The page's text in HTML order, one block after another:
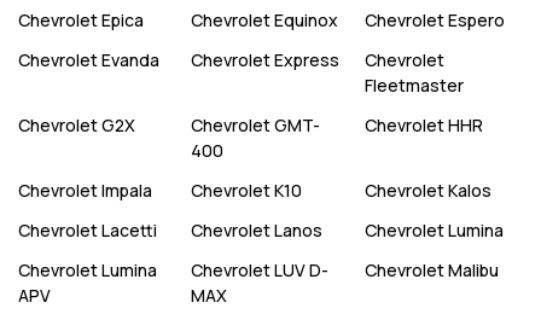
ChevroletEpica ChevroletEquinox ChevroletEspero
ChevroletEvanda ChevroletExpress
Chevrolet
Fleetmaster
ChevroletG2X ChevroletGMT-
400
ChevroletHHR
ChevroletImpala ChevroletK10 ChevroletKalos
ChevroletLacetti ChevroletLanos ChevroletLumina
ChevroletLumina
APV
ChevroletLUV D-
MAX
ChevroletMalibu